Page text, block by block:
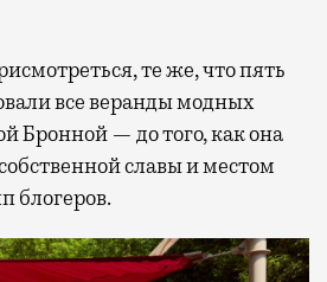
те же, что пять
все веранды модных
Бронной — до того, как она
славы и местом
блогеров.